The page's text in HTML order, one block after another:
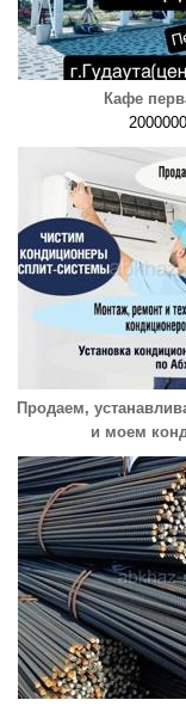
Кафе
Продаем,
и моем